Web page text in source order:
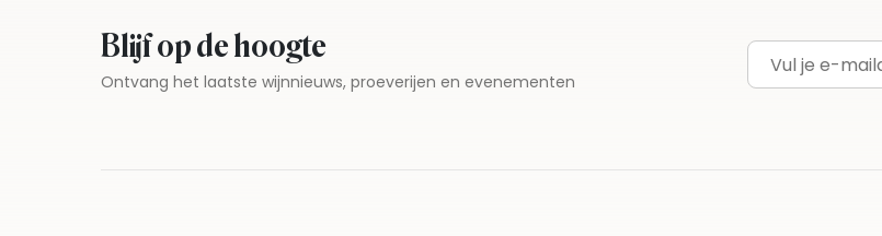
Blijf op de hoogte
Ontvang het laatste wijnnieuws, proeverijen en evenementen E-mailadres